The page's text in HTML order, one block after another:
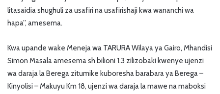
litasaidia shughuli za usafiri na usafirishaji kwa wananchi wa
hapa”, amesema.
Kwa upande wake Meneja wa TARURA Wilaya ya Gairo, Mhandisi
Simon Masala amesema sh bilioni 1.3 zilizobaki kwenye ujenzi
wa daraja la Berega zitumike kuboresha barabara ya Berega –
Kinyolisi – Makuyu Km 18, ujenzi wa daraja la mawe na maboksi